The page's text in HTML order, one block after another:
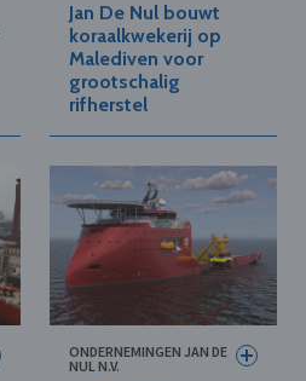
Jan De Nul bouwt
koraalkwekerij op
Malediven voor
grootschalig
rifherstel
ONDERNEMINGEN JAN DE
NUL N.V.